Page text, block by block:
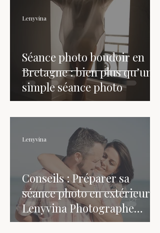
Séance photo boudoir en
Bretagne : bien plus qu’une
simple séance photo
Lenyvina
Conseils : Préparer sa
séance photo en extérieur |
Lenyvina Photographe
Bretagne
Lenyvina